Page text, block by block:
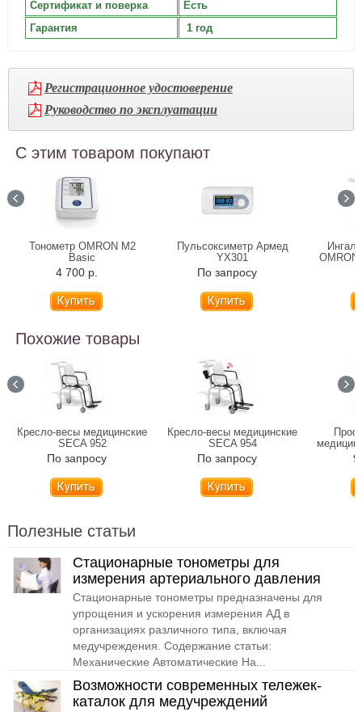
Сертификат и поверка
Есть
Гарантия
1 год
Регистрационное удостоверение
Руководство по эксплуатации
С этим товаром покупают
Тонометр OMRON M2
Basic
4 700 р.
Пульсоксиметр Армед
YX301
По запросу
Похожие товары
Кресло-весы медицинские
SECA 952
По запросу
Купить
Кресло-весы медицинские
SECA 954
По запросу
Купить
Полезные статьи
Стационарные тонометры для
измерения артериального давления
Стационарные тонометры предназначены для
упрощения и ускорения измерения АД в
организациях различного типа, включая
медучреждения. Содержание статьи:
Механические Автоматические На...
Возможности современных тележек-
каталок для медучреждений